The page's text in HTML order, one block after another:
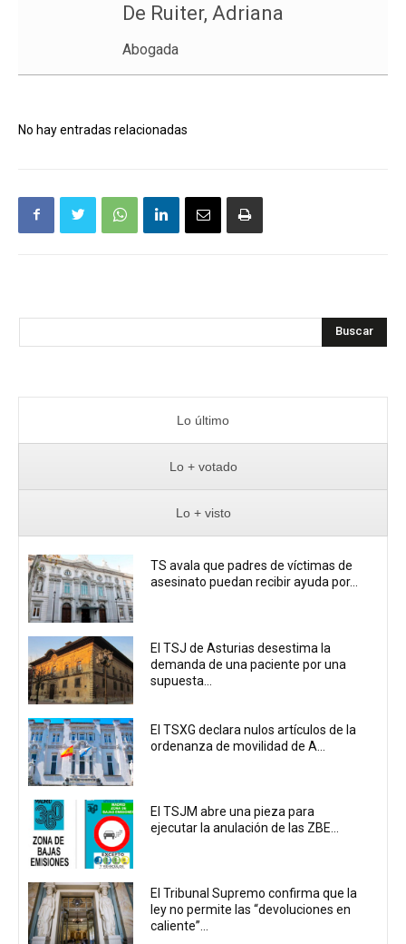
De Ruiter, Adriana
Abogada
No hay entradas relacionadas
Buscar
Lo último
Lo + votado
Lo + visto
TS avala que padres de víctimas de
asesinato puedan recibir ayuda por...
El TSJ de Asturias desestima la
demanda de una paciente por una
supuesta...
El TSXG declara nulos artículos de la
ordenanza de movilidad de A...
El TSJM abre una pieza para
ejecutar la anulación de las ZBE...
El Tribunal Supremo confirma que la
ley no permite las “devoluciones en
caliente”...